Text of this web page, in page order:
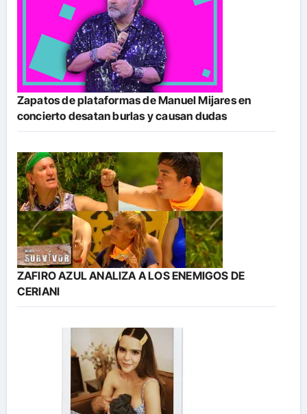
Zapatos de plataformas de Manuel Mijares en
concierto desatan burlas y causan dudas
ZAFIRO AZUL ANALIZA A LOS ENEMIGOS DE
CERIANI